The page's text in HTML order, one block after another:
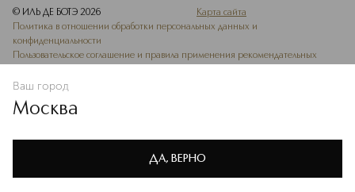
Политике конфиденциальности
© ИЛЬ ДЕ БОТЭ 2026
Карта сайта
Политика в отношении обработки персональных данных и
конфиденциальности
Пользовательское соглашение и правила применения рекомендательных
Ведомость СОУТ
Ваш город
Москва
ДА, ВЕРНО